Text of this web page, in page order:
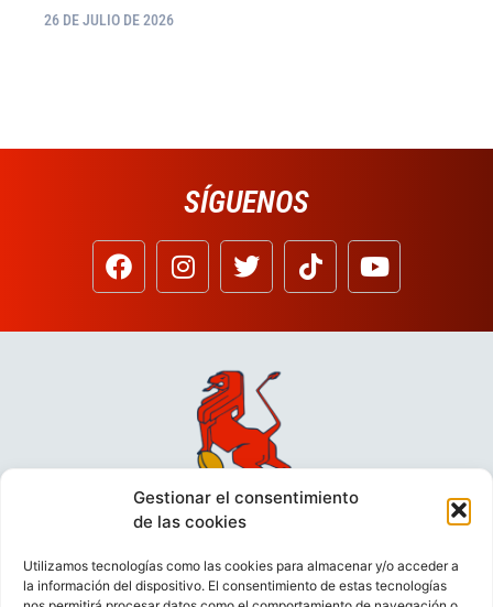
Gestionar el consentimiento
de las cookies
Utilizamos tecnologías como las cookies para almacenar y/o acceder a
la información del dispositivo. El consentimiento de estas tecnologías
26 DE JULIO DE 2026
SÍGUENOS